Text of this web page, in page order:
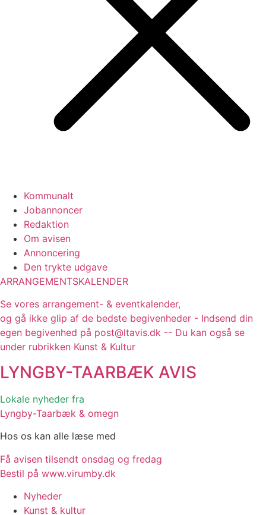
Kommunalt
Jobannoncer
Redaktion
Om avisen
Annoncering
Den trykte udgave
ARRANGEMENTSKALENDER
Se vores arrangement- & eventkalender,
og gå ikke glip af de bedste begivenheder - Indsend din
egen begivenhed på post@ltavis.dk -- Du kan også se
under rubrikken Kunst & Kultur
LYNGBY-TAARBÆK AVIS
Lokale nyheder fra
Lyngby-Taarbæk & omegn
Hos os kan alle læse med
Få avisen tilsendt onsdag og fredag
Bestil på www.virumby.dk
Nyheder
Kunst & kultur